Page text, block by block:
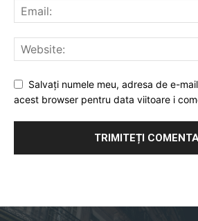
Salvați numele meu, adresa de e-
acest browser pentru data viitoare i